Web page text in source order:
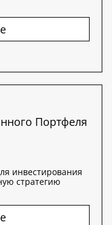
Портфеля
инвестирования
стратегию